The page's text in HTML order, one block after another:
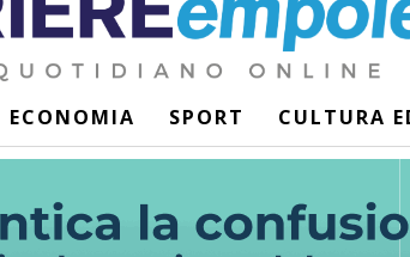
ECONOMIA SPORT CULTURA